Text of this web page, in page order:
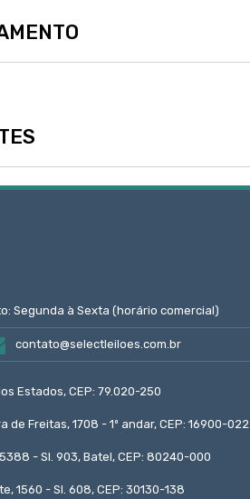
Segunda à Sexta (horário comercial)
contato@selectleiloes.com.br
Estados, CEP: 79.020-250
de Freitas, 1708 - 1º andar, CEP: 16900-022
- Sl. 903, Batel, CEP: 80240-000
1560 - Sl. 608, CEP: 30130-138